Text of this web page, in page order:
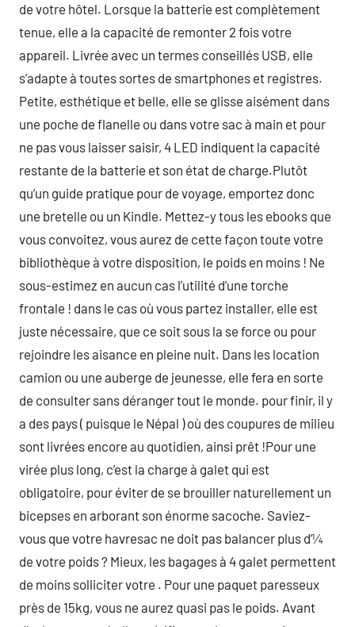
de votre hôtel. Lorsque la batterie est complètement
tenue, elle a la capacité de remonter 2 fois votre
appareil. Livrée avec un termes conseillés USB, elle
s’adapte à toutes sortes de smartphones et registres.
Petite, esthétique et belle, elle se glisse aisément dans
une poche de flanelle ou dans votre sac à main et pour
ne pas vous laisser saisir, 4 LED indiquent la capacité
restante de la batterie et son état de charge.Plutôt
qu’un guide pratique pour de voyage, emportez donc
une bretelle ou un Kindle. Mettez-y tous les ebooks que
vous convoitez, vous aurez de cette façon toute votre
bibliothèque à votre disposition, le poids en moins ! Ne
sous-estimez en aucun cas l’utilité d’une torche
frontale ! dans le cas où vous partez installer, elle est
juste nécessaire, que ce soit sous la se force ou pour
rejoindre les aisance en pleine nuit. Dans les location
camion ou une auberge de jeunesse, elle fera en sorte
de consulter sans déranger tout le monde. pour finir, il y
a des pays ( puisque le Népal ) où des coupures de milieu
sont livrées encore au quotidien, ainsi prêt !Pour une
virée plus long, c’est la charge à galet qui est
obligatoire, pour éviter de se brouiller naturellement un
bicepses en arborant son énorme sacoche. Saviez-
vous que votre havresac ne doit pas balancer plus d’¼
de votre poids ? Mieux, les bagages à 4 galet permettent
de moins solliciter votre . Pour une paquet paresseux
près de 15kg, vous ne aurez quasi pas le poids. Avant